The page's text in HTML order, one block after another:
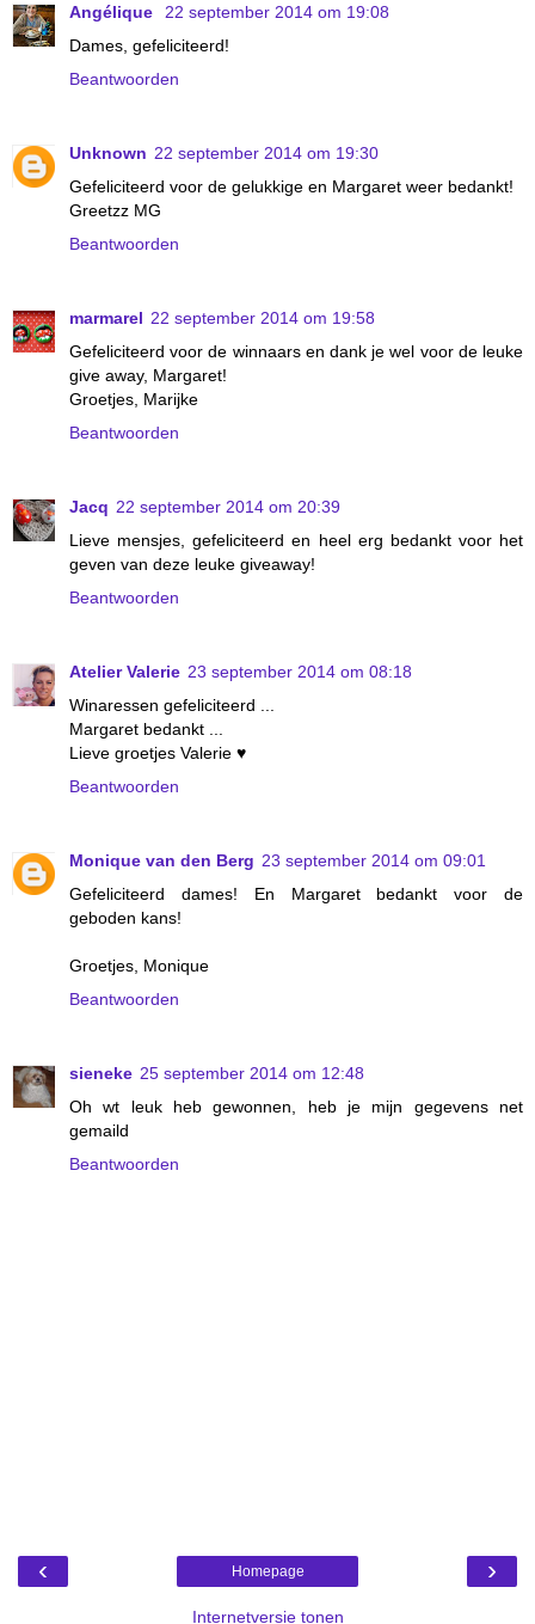
Angélique
22 september 2014 om 19:08
Dames, gefeliciteerd!
Beantwoorden
Unknown 22 september 2014 om 19:30
Gefeliciteerd voor de gelukkige en Margaret weer bedankt!
Greetzz MG
Beantwoorden
marmarel 22 september 2014 om 19:58
Gefeliciteerd voor de winnaars en dank je wel voor de leuke
give away, Margaret!
Groetjes, Marijke
Beantwoorden
Jacq 22 september 2014 om 20:39
Lieve mensjes, gefeliciteerd en heel erg bedankt voor het
geven van deze leuke giveaway!
Beantwoorden
Atelier Valerie 23 september 2014 om 08:18
Winaressen gefeliciteerd ...
Margaret bedankt ...
Lieve groetjes Valerie ♥
Beantwoorden
Monique van den Berg 23 september 2014 om 09:01
Gefeliciteerd dames! En Margaret bedankt voor de
geboden kans!
Groetjes, Monique
Beantwoorden
sieneke 25 september 2014 om 12:48
Oh wt leuk heb gewonnen, heb je mijn gegevens net
gemaild
Beantwoorden
‹ ›
Homepage
Internetversie tonen